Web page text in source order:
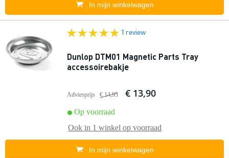
In mijn winkelwagen
1 review
Dunlop DTM01 Magnetic Parts Tray
accessoirebakje
Adviesprijs € 14,95 € 13,90
Op voorraad
Ook in 1 winkel op voorraad
In mijn winkelwagen